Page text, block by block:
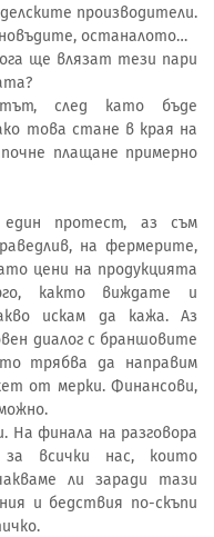
производители.
останалото…
ще влязат тези пари
след като бъде
това стане в края на
плащане примерно
протест, аз съм
на фермерите,
цени на продукцията
както виждате и
искам да кажа. Аз
диалог с браншовите
трябва да направим
от мерки. Финансови,
На финала на разговора
всички нас, които
ли заради тази
и бедствия по-скъпи